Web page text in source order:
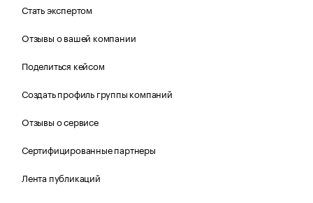
Стать экспертом
Отзывы о вашей компании
Поделиться кейсом
Создать профиль группы компаний
Отзывы о сервисе
Сертифицированные партнеры
Лента публикаций